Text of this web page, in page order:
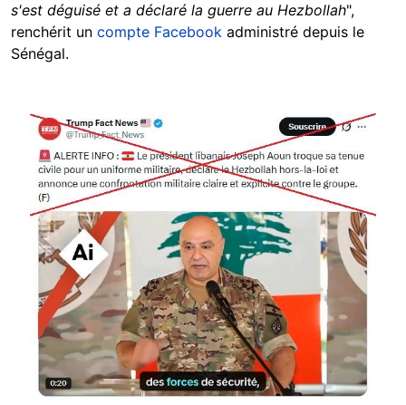
s'est déguisé et a déclaré la guerre au Hezbollah",
renchérit un compte Facebook administré depuis le
Sénégal.
Image